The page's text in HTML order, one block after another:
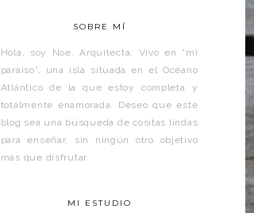
SOBRE MÍ
Hola, soy Noe. Arquitecta. Vivo en “mi
paraíso”, una isla situada en el Océano
Atlántico de la que estoy completa y
totalmente enamorada. Deseo que este
blog sea una búsqueda de cositas lindas
para enseñar, sin ningún otro objetivo
más que disfrutar.
MI ESTUDIO